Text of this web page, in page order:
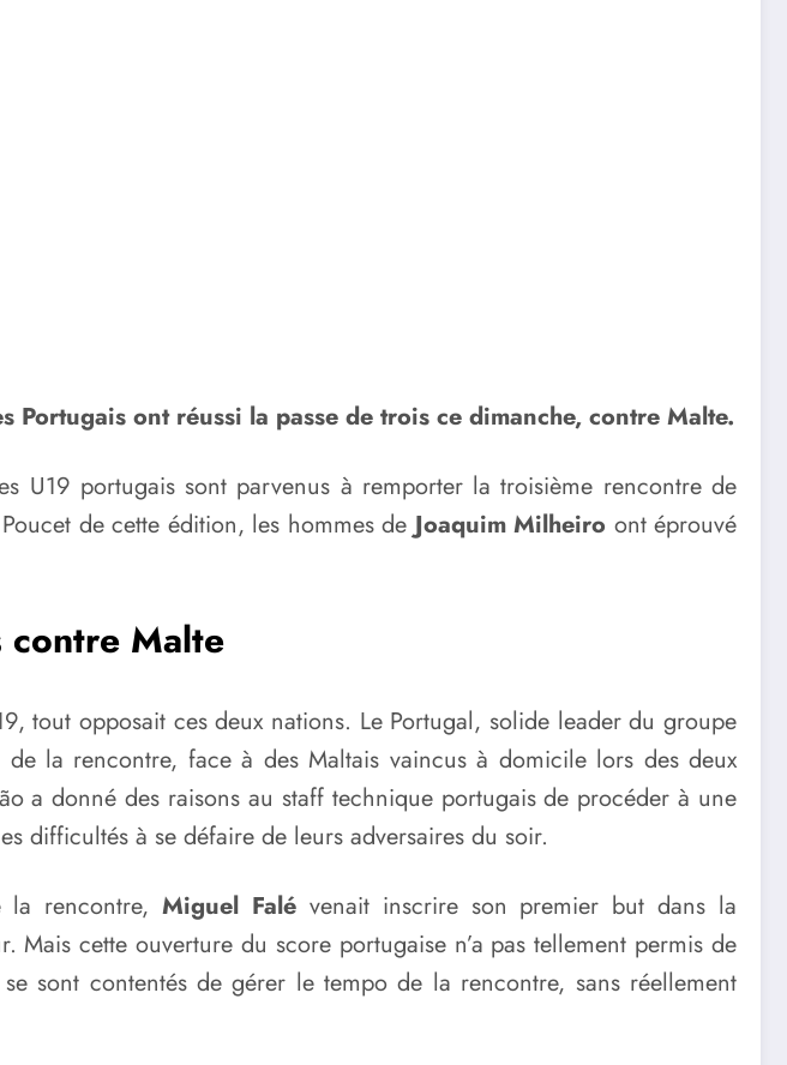
Portugais ont réussi la passe de trois ce dimanche, contre Malte.
U19 portugais sont parvenus à remporter la troisième rencontre de
de cette édition, les hommes de Joaquim Milheiro ont éprouvé
contre Malte
tout opposait ces deux nations. Le Portugal, solide leader du groupe
la rencontre, face à des Maltais vaincus à domicile lors des deux
a donné des raisons au staff technique portugais de procéder à une
difficultés à se défaire de leurs adversaires du soir.
la rencontre,Miguel Falé venait inscrire son premier but dans la
cette ouverture du score portugaise n’a pas tellement permis de
sont contentés de gérer le tempo de la rencontre, sans réellement